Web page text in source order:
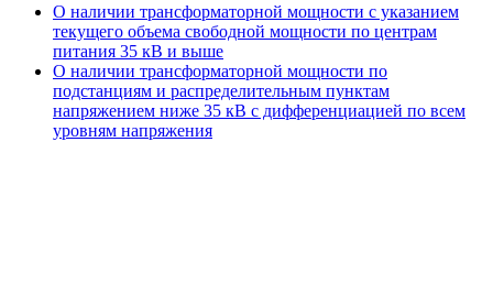
О наличии трансформаторной мощности с указанием
текущего объема свободной мощности по центрам
питания 35 кВ и выше
О наличии трансформаторной мощности по
подстанциям и распределительным пунктам
напряжением ниже 35 кВ с дифференциацией по всем
уровням напряжения